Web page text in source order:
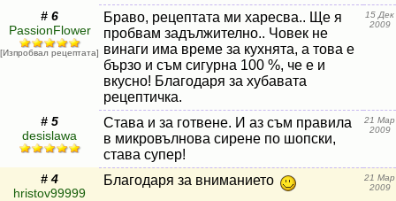
# 6
PassionFlower
[Изпробвал рецептата]
Браво, рецептата ми харесва.. Ще я
пробвам задължително.. Човек не
винаги има време за кухнята, а това е
бързо и съм сигурна 100 %, че е и
вкусно! Благодаря за хубавата
рецептичка.
15 Дек
2009
# 5
desislawa
Става и за готвене. И аз съм правила
в микровълнова сирене по шопски,
става супер!
21 Мар
2009
# 4
hristov99999
Благодаря за вниманието
21 Мар
2009